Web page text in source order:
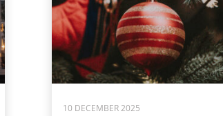
10 DECEMBER 2025